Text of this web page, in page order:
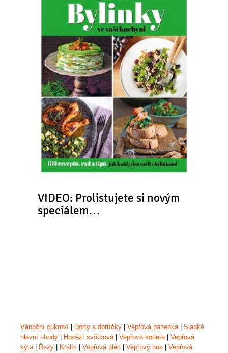
VIDEO: Prolistujete si novým
speciálem…
Vánoční cukroví Dorty a dortíčky Vepřová panenka| Sladké
hlavní chody
Hovězí svíčková| Vepřová kotleta| Vepřová
kýta| Řezy Králík Vepřová plec Vepřový bok
Vepřová